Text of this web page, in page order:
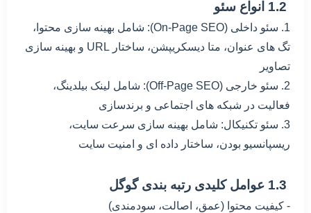
1. سئو داخلی (On-Page SEO): شامل بهینه سازی محتوا،
تگ های عنوان، متا دیسکریپشن، ساختار URL و بهینه سازی
تصاویر
2. سئو خارجی (Off-Page SEO): شامل لینک بیلدینگ،
فعالیت در شبکه های اجتماعی و برندسازی
3. سئو تکنیکال: شامل بهینه سازی سرعت سایت،
ریسپانسیو بودن، ساختار داده ای و امنیت سایت
- کیفیت محتوا (عمق، اصالت، سودمندی)